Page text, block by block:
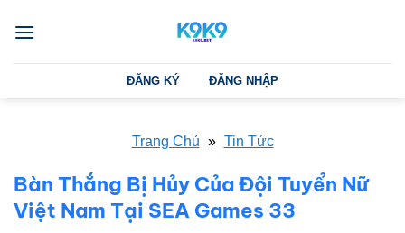
qua
ĐĂNG KÝ ĐĂNG NHẬP
Trang Chủ » Tin Tức
Bàn Thắng Bị Hủy Của Đội Tuyển Nữ
Việt Nam Tại SEA Games 33